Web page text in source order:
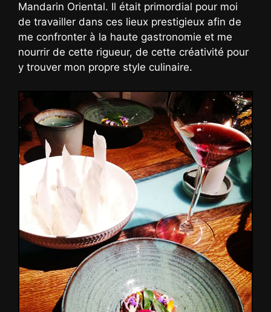
Mandarin Oriental. Il était primordial pour moi
de travailler dans ces lieux prestigieux afin de
me confronter à la haute gastronomie et me
nourrir de cette rigueur, de cette créativité pour
y trouver mon propre style culinaire.